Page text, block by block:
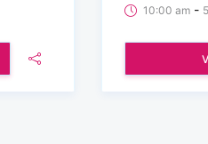
10:00 am -